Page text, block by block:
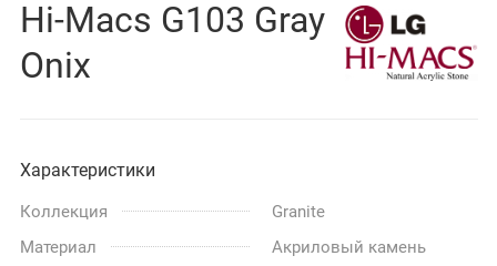
Hi-Macs G103 Gray
Onix
Характеристики
Коллекция
Granite
Материал
Акриловый камень